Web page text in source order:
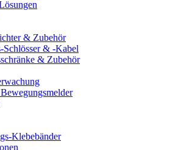
& Zubehör
Schlösser & -Kabel
& Zubehör
Klebebänder